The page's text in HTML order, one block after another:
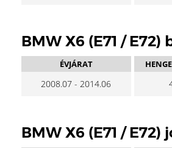
BMW X6 (E71 /
ÉVJÁRAT
2008.07 - 2014.06
BMW X6 (E71 /